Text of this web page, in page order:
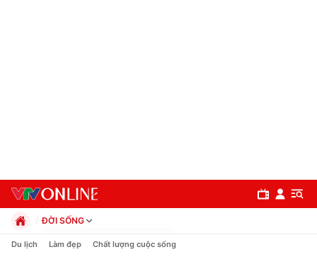
ĐỜI SỐNG
Chính trị
Du lịch Làm đẹp Chất lượng cuộc sống